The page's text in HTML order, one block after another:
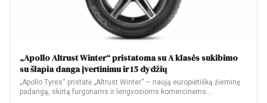
„Apollo Altrust Winter“ pristatoma su A klasės sukibimo
su šlapia danga įvertinimu ir 15 dydžių
„Apollo Tyres“ pristatė „Altrust Winter“ – naują europietišką žieminę
padangą, skirtą furgonams ir lengvosioms komercinėms…